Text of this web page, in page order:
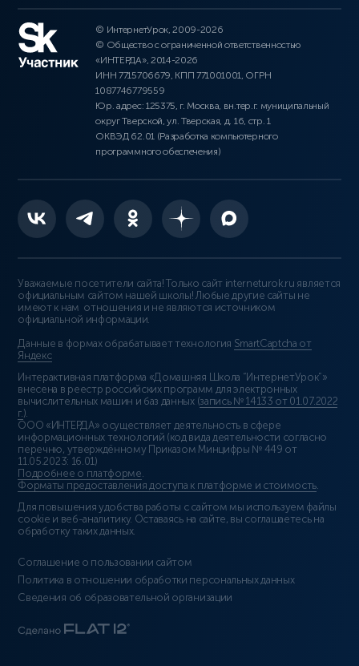
© ИнтернетУрок, 2009-2026
© Общество с ограниченной ответственностью
«ИНТЕРДА», 2014-2026
ИНН 7715706679, КПП 771001001, ОГРН
1087746779559
Юр. адрес: 125375, г. Москва, вн.тер.г. муниципальный
округ Тверской, ул. Тверская, д. 16, стр. 1
ОКВЭД 62.01 (Разработка компьютерного
программного обеспечения)
Уважаемые посетители сайта! Только сайт interneturok.ru является
официальным сайтом нашей школы! Любые другие сайты не
имеют к нам отношения и не являются источником
официальной информации.
Данные в формах обрабатывает технология SmartCaptcha от
Яндекс
Интерактивная платформа «Домашняя Школа “ИнтернетУрок”»
внесена в реестр российских программ для электронных
вычислительных машин и баз данных (запись № 14133 от 01.07.2022
г.).
ООО «ИНТЕРДА» осуществляет деятельность в сфере
информационных технологий (код вида деятельности согласно
перечню, утверждённому Приказом Минцифры № 449 от
11.05.2023: 16.01)
Подробнее о платформе.
Форматы предоставления доступа к платформе и стоимость.
Для повышения удобства работы с сайтом мы используем файлы
cookie и веб-аналитику. Оставаясь на сайте, вы соглашаетесь на
обработку таких данных.
Соглашение о пользовании сайтом
Политика в отношении обработки персональных данных
Сведения об образовательной организации